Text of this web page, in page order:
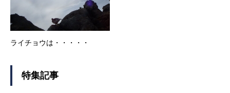
ライチョウは・・・・・
特集記事